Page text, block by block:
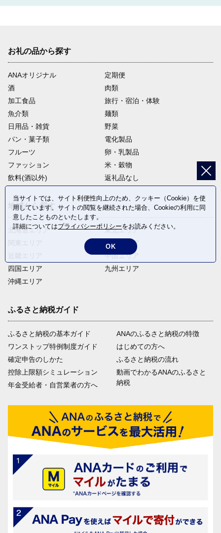
お礼の品から探す
ANAオリジナル
定期便
酒
肉類
加工食品
旅行・宿泊・体験
魚介類
麺類
日用品・雑貨
野菜
パン・菓子類
電化製品
フルーツ
卵・乳製品
ファッション
米・穀物
飲料(酒以外)
返礼品なし
地域から探す
北海道エリア
四国エリア
沖縄エリア
東北エリア
中部エリア
中国エリア
九州エリア
ふるさと納税ガイド
ふるさと納税の基本ガイド
ワンストップ特例制度ガイド
確定申告のしかた
控除上限額シミュレーション
年金受給者・自営業者の方へ
ANAのふるさと納税の特徴
はじめての方へ
ふるさと納税の流れ
動画でわかるANAのふるさと
納税
当サイトでは、サイト利便性向上のため、クッキー（Cookie）を使
用しています。サイトの閲覧を継続された場合、Cookieの利用に同
意したことものといたします。
詳細についてはプライバシーポリシーをお読みください。
OK